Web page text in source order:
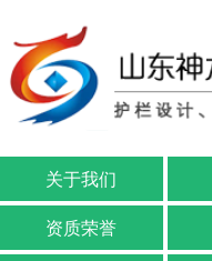
关于我们
资质荣誉